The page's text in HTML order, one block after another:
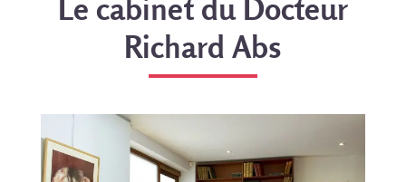
Le cabinet du Docteur
Richard Abs